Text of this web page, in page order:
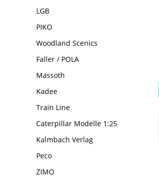
LGB
PIKO
Woodland Scenics
Faller / POLA
Massoth
Kadee
Train Line
Caterpillar Modelle 1:25
Kalmbach Verlag
Peco
ZIMO